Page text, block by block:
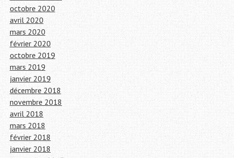
octobre 2020
avril 2020
mars 2020
février 2020
octobre 2019
mars 2019
janvier 2019
décembre 2018
novembre 2018
avril 2018
mars 2018
février 2018
janvier 2018